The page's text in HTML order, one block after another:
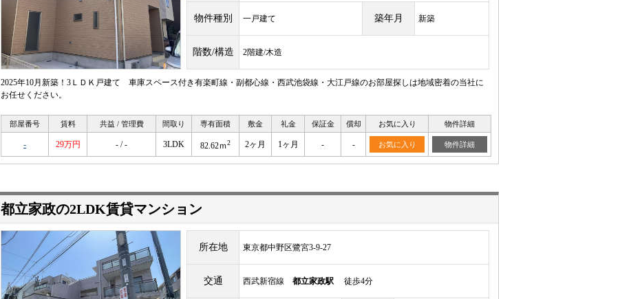
物件種別 一戸建て 築年月 新築
階数/構造 2階建/木造
2025年10月新築！3ＬＤＫ戸建て 車庫スペース付き有楽町線・副都心線・西武池袋線・大江戸線のお部屋探しは地域密着の当社に
お任せください。
部屋番号 賃料 共益 / 管理費 間取り 専有面積 敷金 礼金 保証金 償却 お気に入り 物件詳細
- 29万円 - / - 3LDK 82.62ｍ2 2ヶ月 1ヶ月 - - お気に入り 物件詳細
都立家政の2LDK賃貸マンション
所在地 東京都中野区鷺宮3-9-27
交通 西武新宿線 都立家政駅 徒歩4分